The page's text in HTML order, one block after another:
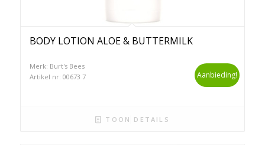
BODY LOTION ALOE & BUTTERMILK
Merk: Burt's Bees
Artikel nr: 00673 7
Aanbieding!
TOON DETAILS